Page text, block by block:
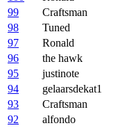
99
Craftsman
98
Tuned
97
Ronald
96
the hawk
95
justinote
94
gelaarsdekat1
93
Craftsman
92
alfondo